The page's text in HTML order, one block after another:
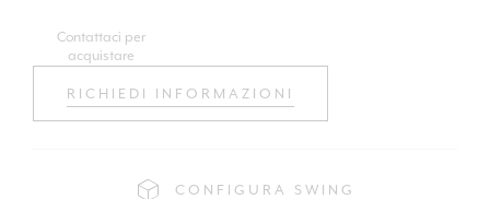
Contattaci per
acquistare
RICHIEDI INFORMAZIONI
CONFIGURA SWING